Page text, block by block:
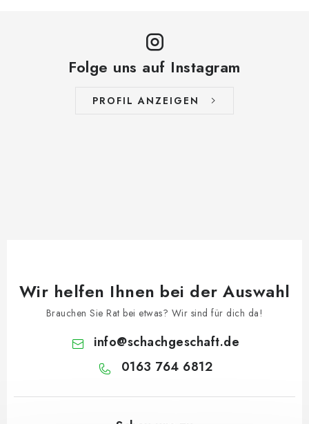
Folge uns auf Instagram
PROFIL ANZEIGEN
Wir helfen Ihnen bei der Auswahl
Brauchen Sie Rat bei etwas? Wir sind für dich da!
info@schachgeschaft.de
0163 764 6812